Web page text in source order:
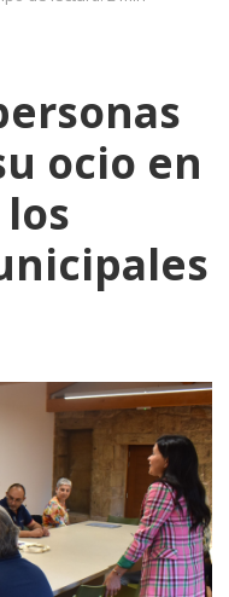
ocio en